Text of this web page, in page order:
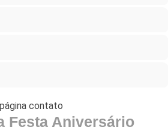
Festa Aniversário